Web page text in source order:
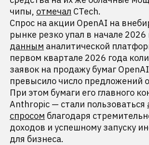
чипы, отмечал CTech.
Спрос на акции OpenAI на
рынке резко упал в начале 2026
данным аналитической
первом квартале 2026 года
заявок на продажу бумаг
превысило число предложений
При этом бумаги его главного
Anthropic — стали пользоваться
спросом благодаря
доходов и успешному запуску
для бизнеса.